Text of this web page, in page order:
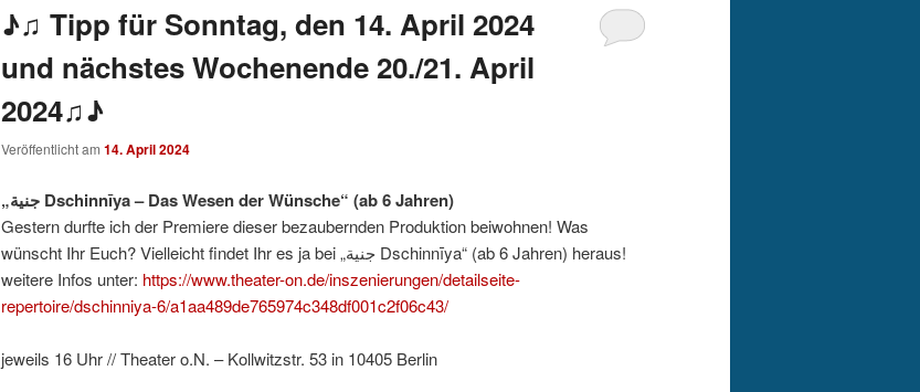
♪♫ Tipp für Sonntag, den 14. April 2024
und nächstes Wochenende 20./21. April
2024♫♪
Veröffentlicht am 14. April 2024
„جنية Dschinnīya – Das Wesen der Wünsche“ (ab 6 Jahren)
Gestern durfte ich der Premiere dieser bezaubernden Produktion beiwohnen! Was
wünscht Ihr Euch? Vielleicht findet Ihr es ja bei „جنية Dschinnīya“ (ab 6 Jahren) heraus!
weitere Infos unter: https://www.theater-on.de/inszenierungen/detailseite-
repertoire/dschinniya-6/a1aa489de765974c348df001c2f06c43/
jeweils 16 Uhr // Theater o.N. – Kollwitzstr. 53 in 10405 Berlin